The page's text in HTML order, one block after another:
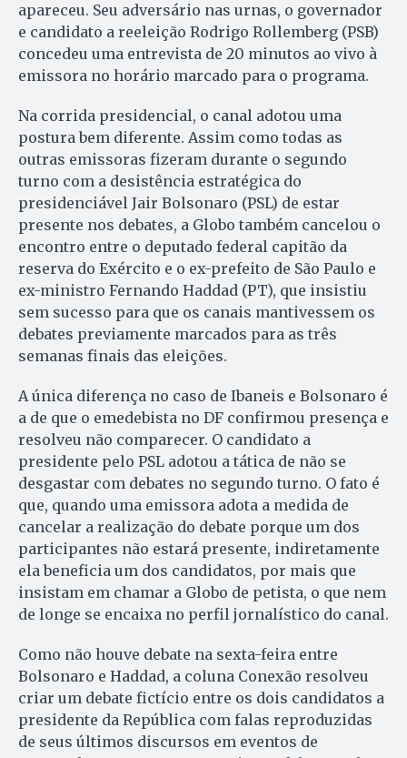
apareceu. Seu adversário nas urnas, o governador
e candidato a reeleição Rodrigo Rollemberg (PSB)
concedeu uma entrevista de 20 minutos ao vivo à
emissora no horário marcado para o programa.
Na corrida presidencial, o canal adotou uma
postura bem diferente. Assim como todas as
outras emissoras fizeram durante o segundo
turno com a desistência estratégica do
presidenciável Jair Bolsonaro (PSL) de estar
presente nos debates, a Globo também cancelou o
encontro entre o deputado federal capitão da
reserva do Exército e o ex-prefeito de São Paulo e
ex-ministro Fernando Haddad (PT), que insistiu
sem sucesso para que os canais mantivessem os
debates previamente marcados para as três
semanas finais das eleições.
A única diferença no caso de Ibaneis e Bolsonaro é
a de que o emedebista no DF confirmou presença e
resolveu não comparecer. O candidato a
presidente pelo PSL adotou a tática de não se
desgastar com debates no segundo turno. O fato é
que, quando uma emissora adota a medida de
cancelar a realização do debate porque um dos
participantes não estará presente, indiretamente
ela beneficia um dos candidatos, por mais que
insistam em chamar a Globo de petista, o que nem
de longe se encaixa no perfil jornalístico do canal.
Como não houve debate na sexta-feira entre
Bolsonaro e Haddad, a coluna Conexão resolveu
criar um debate fictício entre os dois candidatos a
presidente da República com falas reproduzidas
de seus últimos discursos em eventos de